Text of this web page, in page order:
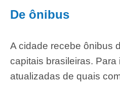
De ônibus
A cidade recebe ônibus
capitais brasileiras. Para
atualizadas de quais